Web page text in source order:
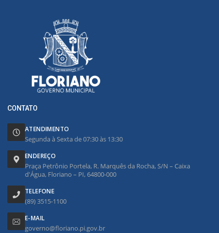
CONTATO
ATENDIMENTO
Segunda à Sexta de 07:30 às 13:30
ENDEREÇO
Praça Petrônio Portela, R. Marquês da Rocha, S/N – Caixa
d'Água, Floriano – PI, 64800-000
TELEFONE
(89) 3515-1100
E-MAIL
governo@floriano.pi.gov.br